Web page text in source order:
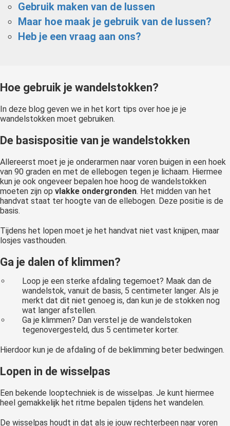
Gebruik maken van de lussen
Maar hoe maak je gebruik van de lussen?
Heb je een vraag aan ons?
Hoe gebruik je wandelstokken?
In deze blog geven we in het kort tips over hoe je je
wandelstokken moet gebruiken.
De basispositie van je wandelstokken
Allereerst moet je je onderarmen naar voren buigen in een hoek
van 90 graden en met de ellebogen tegen je lichaam. Hiermee
kun je ook ongeveer bepalen hoe hoog de wandelstokken
moeten zijn op vlakke ondergronden. Het midden van het
handvat staat ter hoogte van de ellebogen. Deze positie is de
basis.
Tijdens het lopen moet je het handvat niet vast knijpen, maar
losjes vasthouden.
Ga je dalen of klimmen?
Loop je een sterke afdaling tegemoet? Maak dan de
wandelstok, vanuit de basis, 5 centimeter langer. Als je
merkt dat dit niet genoeg is, dan kun je de stokken nog
wat langer afstellen.
Ga je klimmen? Dan verstel je de wandelstoken
tegenovergesteld, dus 5 centimeter korter.
Hierdoor kun je de afdaling of de beklimming beter bedwingen.
Lopen in de wisselpas
Een bekende looptechniek is de wisselpas. Je kunt hiermee
heel gemakkelijk het ritme bepalen tijdens het wandelen.
De wisselpas houdt in dat als je jouw rechterbeen naar voren